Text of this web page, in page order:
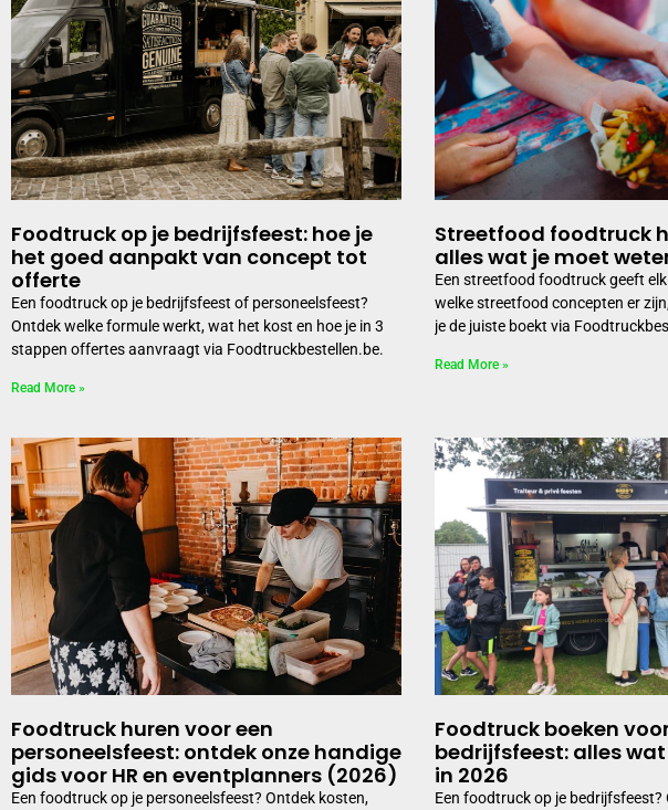
Foodtruck op je bedrijfsfeest: hoe je
het goed aanpakt van concept tot
offerte
Een foodtruck op je bedrijfsfeest of personeelsfeest?
Ontdek welke formule werkt, wat het kost en hoe je in 3
stappen offertes aanvraagt via Foodtruckbestellen.be.
Read More »
Streetfood foodtruck
alles wat je moet
Een streetfood foodtruck geeft
welke streetfood concepten er
je de juiste boekt via
Read More »
Foodtruck huren voor een
personeelsfeest: ontdek onze handige
gids voor HR en eventplanners (2026)
Een foodtruck op je personeelsfeest? Ontdek kosten,
Foodtruck boeken
bedrijfsfeest: alles
in 2026
Een foodtruck op je bedrijfsfeest?